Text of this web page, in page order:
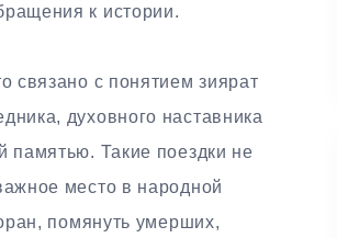
к истории.
связано с понятием зиярат
духовного наставника
памятью. Такие поездки не
место в народной
помянуть умерших,